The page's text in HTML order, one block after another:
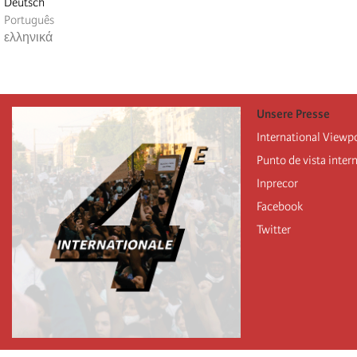
Português
ελληνικά
Unsere Presse
International
Punto de vista
Inprecor
Facebook
Twitter